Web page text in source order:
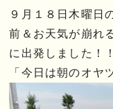
９月１８日木曜日
前＆お天気が崩れ
に出発しました！！
「今日は朝のオヤ